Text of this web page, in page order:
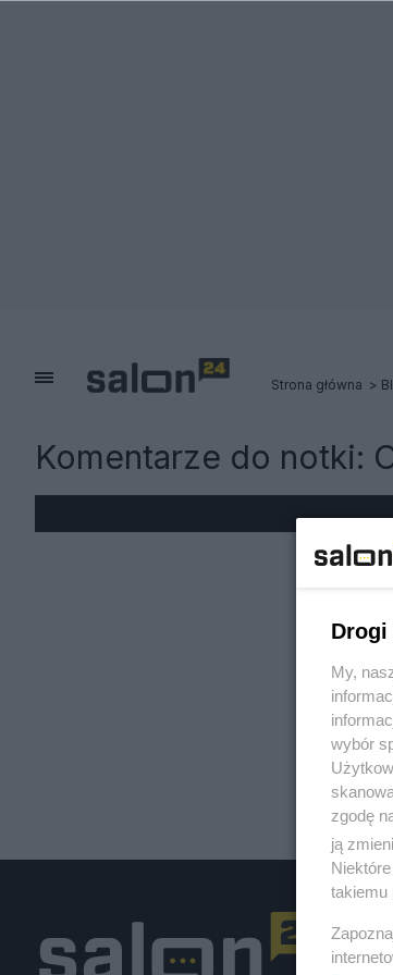
Strona główna
Komentarze do notki:
My,
wybór
zgodę
ją
takiemu